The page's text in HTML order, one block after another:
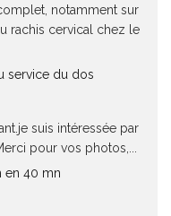
notamment sur
rachis cervical chez le
service du dos
suis intéressée par
pour vos photos,...
en 40 mn